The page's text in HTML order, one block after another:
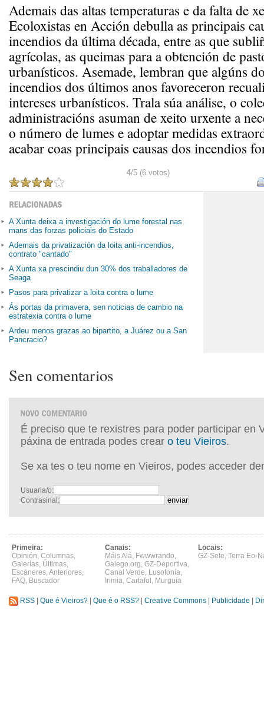
Ademais das altas temperaturas e da falta de
Ecoloxistas en Acción debulla as principais
incendios da última década, entre as que
agrícolas, as queimas para a obtención de
urbanísticos. Asemade, lembran que algúns
incendios dos últimos anos favoreceron
intereses urbanísticos. Trala súa análise, o
administracións asuman de xeito urxente a
o número de lumes e adoptar medidas
acabar coas principais causas dos incendios
4/5 (6 votos)
A Xunta deixa a investigación do lume forestal nas
mans das forzas policiais do Estado
Ademais da privatización da loita anti-incendios,
contrato "cantado"
A Xunta xa prescindiu dun 30% dos traballadores de
Seaga
Pasos para privatizar a loita contra o lume
Ás portas da primavera, sen noticias de cambio na
estratexia contra o lume
Ardeu menos grazas ao bipartito, a Juárez ou a San
Pancracio?
Sen comentarios
É preciso que te rexistres para poder participar en
páxina de entrada podes crear o teu Vieiros.
Se xa tes o teu nome en Vieiros, podes acceder
Usuaria/o:
Contrasinal:
Primeira:
Opinión, Columnas,
Galerías, Últimas,
Escáneres,Anteriores,
FAQ, Buscador
Canais:
Máis Alá, Fwwwrando,
Galego.org, GZ-Deportiva,
Canal Verde, Lusofonía,
Irimia, Cartafol , Murguía
Locais:
GZ-Sete, Terra Eo-
RSS Que é Vieiros? Que é o RSS? Creative Commons Publicidade